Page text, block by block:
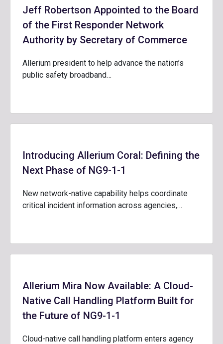
Jeff Robertson Appointed to the Board
of the First Responder Network
Authority by Secretary of Commerce
Allerium president to help advance the nation’s
public safety broadband…
Introducing Allerium Coral: Defining the
Next Phase of NG9-1-1
New network-native capability helps coordinate
critical incident information across agencies,…
Allerium Mira Now Available: A Cloud-
Native Call Handling Platform Built for
the Future of NG9-1-1
Cloud-native call handling platform enters agency